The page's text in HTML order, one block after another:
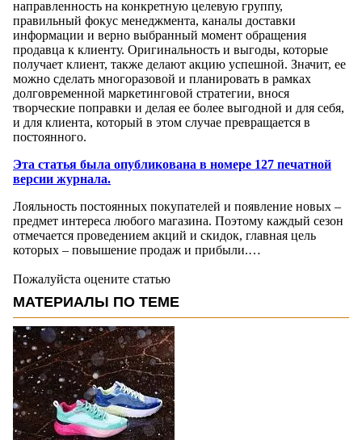
направленность на конкретную целевую группу,
правильный фокус менеджмента, каналы доставки
информации и верно выбранный момент обращения
продавца к клиенту. Оригинальность и выгоды, которые
получает клиент, также делают акцию успешной. Значит, ее
можно сделать многоразовой и планировать в рамках
долговременной маркетинговой стратегии, внося
творческие поправки и делая ее более выгодной и для себя,
и для клиента, который в этом случае превращается в
постоянного.
Эта статья была опубликована в номере 127 печатной
версии журнала.
Лояльность постоянных покупателей и появление новых –
предмет интереса любого магазина. Поэтому каждый сезон
отмечается проведением акций и скидок, главная цель
которых – повышение продаж и прибыли.…
Пожалуйста оцените статью
МАТЕРИАЛЫ ПО ТЕМЕ